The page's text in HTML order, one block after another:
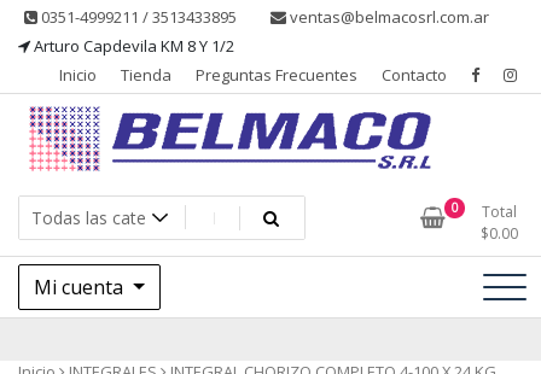
Saltar0351-4999211 / 3513433895
ventas@belmacosrl.com.ar
Arturo Capdevila KM 8 Y 1/2
Inicio
Tienda Preguntas Frecuentes Contacto
Belmaco SRL – Aditivos
Belmaco SRL, Somos una empresa, dedicada a la fabricación,
comercialización y asesoramiento de productos para la industria
alimentaria
0
Total
$0.00
Mi cuenta